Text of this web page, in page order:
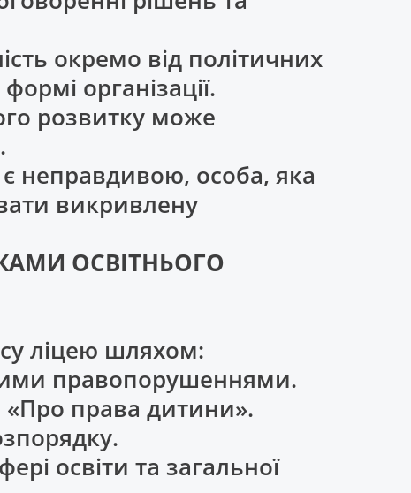
окремо від політичних
організації.
розвитку може
неправдивою, особа, яка
викривлену
ОСВІТНЬОГО
ліцею шляхом:
правопорушеннями.
«Про права дитини».
освіти та загальної